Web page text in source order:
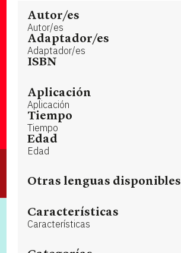
Autor/es
Autor/es
Adaptador/es
Adaptador/es
ISBN
Aplicación
Aplicación
Tiempo
Tiempo
Edad
Edad
Otras lenguas disponibles
Características
Características